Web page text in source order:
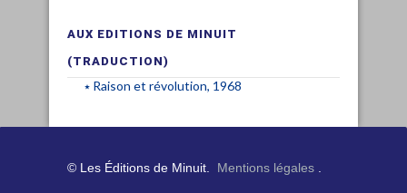
AUX EDITIONS DE MINUIT
(TRADUCTION)
Raison et révolution, 1968
© Les Éditions de Minuit. Mentions légales